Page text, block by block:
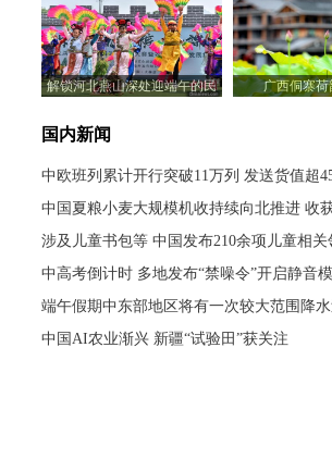
解锁河北燕山深处迎端午的民
广西侗寨
国内新闻
中欧班列累计开行突破11万列 发送货值超
中国夏粮小麦大规模机收持续向北推进 收
涉及儿童书包等 中国发布210余项儿童相关
中高考倒计时 多地发布“禁噪令”开启静音
端午假期中东部地区将有一次较大范围降
中国AI农业渐兴 新疆“试验田”获关注